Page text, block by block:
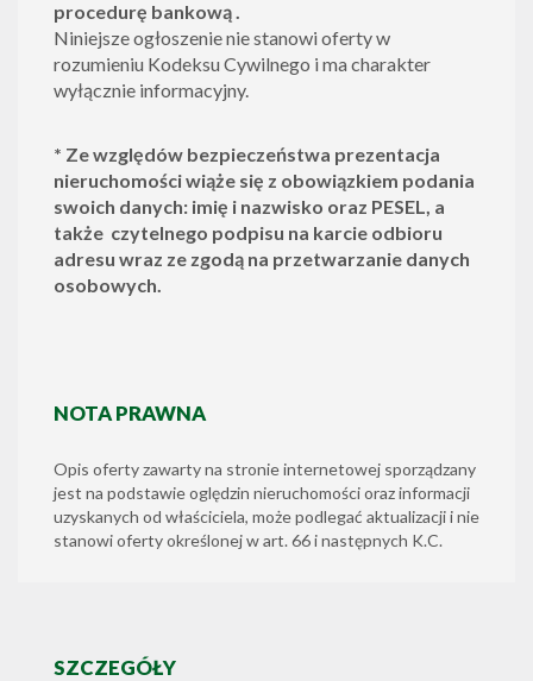
procedurę bankową .
Niniejsze ogłoszenie nie stanowi oferty w
rozumieniu Kodeksu Cywilnego i ma charakter
wyłącznie informacyjny.
* Ze względów bezpieczeństwa prezentacja
nieruchomości wiąże się z obowiązkiem podania
swoich danych: imię i nazwisko oraz PESEL, a
także czytelnego podpisu na karcie odbioru
adresu wraz ze zgodą na przetwarzanie danych
osobowych.
NOTA PRAWNA
Opis oferty zawarty na stronie internetowej sporządzany
jest na podstawie oględzin nieruchomości oraz informacji
uzyskanych od właściciela, może podlegać aktualizacji i nie
stanowi oferty określonej w art. 66 i następnych K.C.
SZCZEGÓŁY